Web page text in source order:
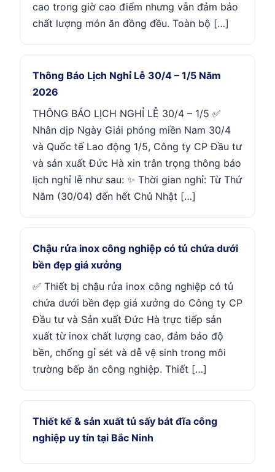
cao trong giờ cao điểm nhưng vẫn đảm bảo
chất lượng món ăn đồng đều. Toàn bộ […]
Thông Báo Lịch Nghỉ Lễ 30/4 – 1/5 Năm
2026
THÔNG BÁO LỊCH NGHỈ LỄ 30/4 – 1/5 ✅
Nhân dịp Ngày Giải phóng miền Nam 30/4
và Quốc tế Lao động 1/5, Công ty CP Đầu tư
và sản xuất Đức Hà xin trân trọng thông báo
lịch nghỉ lễ như sau: ✨ Thời gian nghỉ: Từ Thứ
Năm (30/04) đến hết Chủ Nhật […]
Chậu rửa inox công nghiệp có tủ chứa dưới
bền đẹp giá xưởng
✅ Thiết bị chậu rửa inox công nghiệp có tủ
chứa dưới bền đẹp giá xưởng do Công ty CP
Đầu tư và Sản xuất Đức Hà trực tiếp sản
xuất từ inox chất lượng cao, đảm bảo độ
bền, chống gỉ sét và dễ vệ sinh trong môi
trường bếp ăn công nghiệp. Thiết […]
Thiết kế & sản xuất tủ sấy bát đĩa công
nghiệp uy tín tại Bắc Ninh